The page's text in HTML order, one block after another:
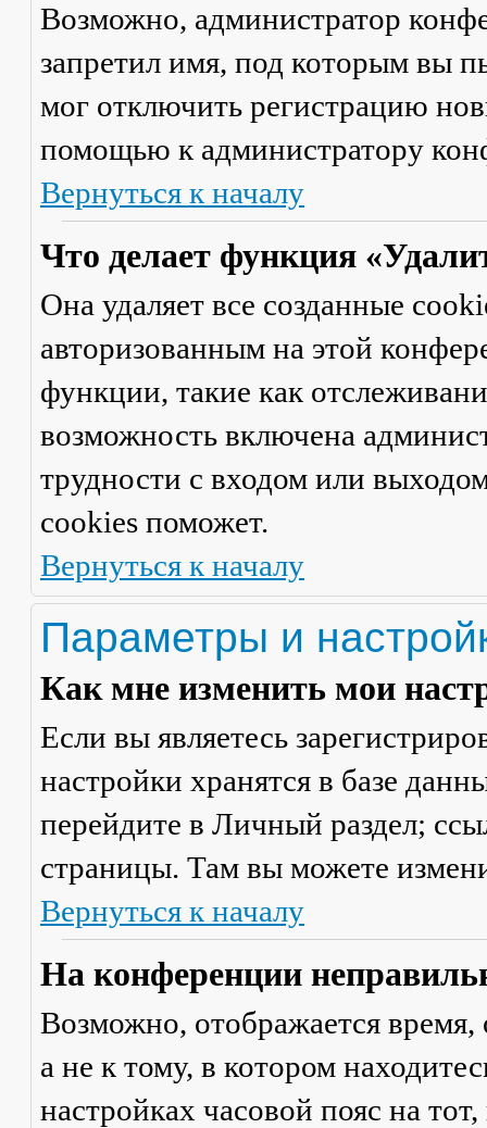
Возможно, администратор
запретил имя, под которым вы
мог отключить регистрацию
помощью к администратору
Вернуться к началу
Что делает функция
Она удаляет все созданные
авторизованным на этой
функции, такие как
возможность включена
трудности с входом или
cookies поможет.
Вернуться к началу
Параметры и
Как мне изменить мои
Если вы являетесь
настройки хранятся в базе
перейдите в Личный раздел;
страницы. Там вы можете
Вернуться к началу
На конференции
Возможно, отображается время,
а не к тому, в котором
настройках часовой пояс на